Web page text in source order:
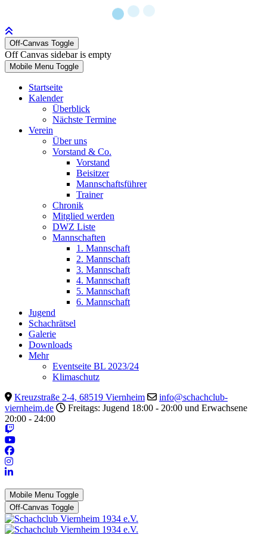
Off-Canvas Toggle
Off Canvas sidebar is empty
Mobile Menu Toggle
Startseite
Kalender
Überblick
Nächste Termine
Verein
Über uns
Vorstand & Co.
Vorstand
Beisitzer
Mannschaftsführer
Trainer
Chronik
Mitglied werden
DWZ Liste
Mannschaften
1. Mannschaft
2. Mannschaft
3. Mannschaft
4. Mannschaft
5. Mannschaft
6. Mannschaft
Jugend
Schachrätsel
Galerie
Downloads
Mehr
Eventseite BL 2023/24
Klimaschutz
Kreuzstraße 2-4, 68519 Viernheim
info@schachclub-
viernheim.de
Freitags: Jugend 18:00 - 20:00 und Erwachsene
20:00 - 24:00
Mobile Menu Toggle
Off-Canvas Toggle